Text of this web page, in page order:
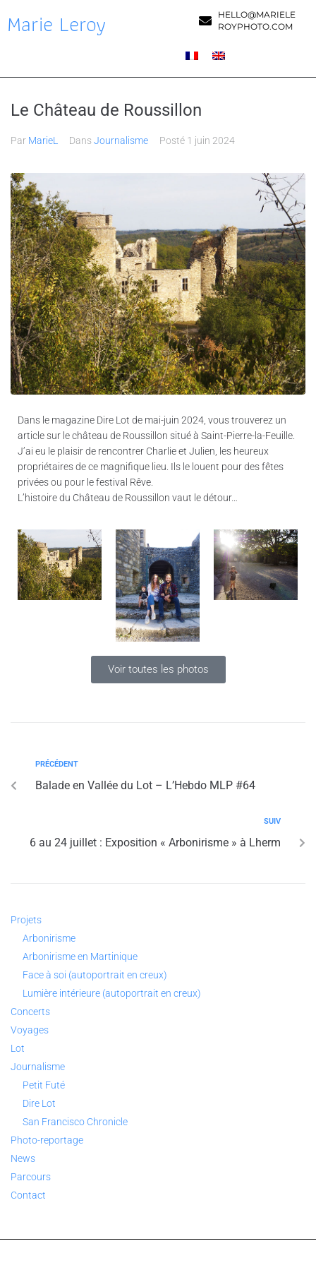
Marie Leroy
HELLO@MARIELE
ROYPHOTO.COM
Le Château de Roussillon
Par MarieL DansJournalisme Posté 1 juin 2024
Dans le magazine Dire Lot de mai-juin 2024, vous trouverez un
article sur le château de Roussillon situé à Saint-Pierre-la-Feuille.
J’ai eu le plaisir de rencontrer Charlie et Julien, les heureux
propriétaires de ce magnifique lieu. Ils le louent pour des fêtes
privées ou pour le festival Rêve.
L’histoire du Château de Roussillon vaut le détour…
Voir toutes les photos
PRÉCÉDENT
Balade en Vallée du Lot – L’Hebdo MLP #64
SUIV
6 au 24 juillet : Exposition « Arbonirisme » à Lherm
Projets
Arbonirisme
Arbonirisme en Martinique
Face à soi (autoportrait en creux)
Lumière intérieure (autoportrait en creux)
Concerts
Voyages
Lot
Journalisme
Petit Futé
Dire Lot
San Francisco Chronicle
Photo-reportage
News
Parcours
Contact